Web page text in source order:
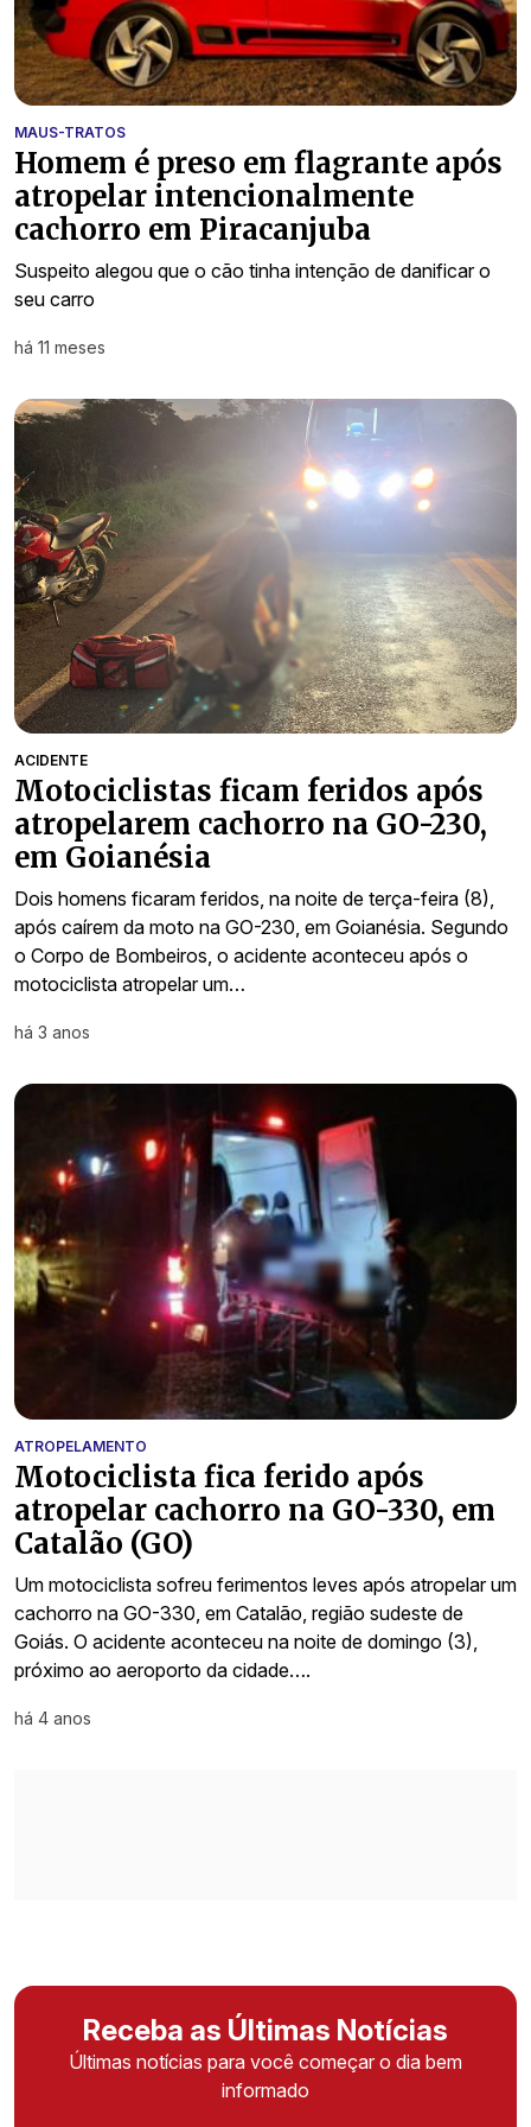
MAUS-TRATOS
Homem é preso em flagrante após
atropelar intencionalmente
cachorro em Piracanjuba
Suspeito alegou que o cão tinha intenção de danificar o
seu carro
há 11 meses
ACIDENTE
Motociclistas ficam feridos após
atropelarem cachorro na GO-230,
em Goianésia
Dois homens ficaram feridos, na noite de terça-feira (8),
após caírem da moto na GO-230, em Goianésia. Segundo
o Corpo de Bombeiros, o acidente aconteceu após o
motociclista atropelar um…
há 3 anos
ATROPELAMENTO
Motociclista fica ferido após
atropelar cachorro na GO-330, em
Catalão (GO)
Um motociclista sofreu ferimentos leves após atropelar um
cachorro na GO-330, em Catalão, região sudeste de
Goiás. O acidente aconteceu na noite de domingo (3),
próximo ao aeroporto da cidade….
há 4 anos
Receba as Últimas Notícias
Últimas notícias para você começar o dia bem
informado